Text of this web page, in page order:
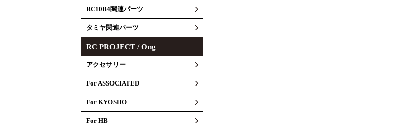
RC10B4関連パーツ
タミヤ関連パーツ
RC PROJECT / Ong
アクセサリー
For ASSOCIATED
For KYOSHO
For HB